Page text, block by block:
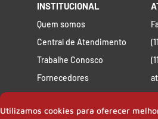
Utilizamos cookies para oferecer
INSTITUCIONAL
Quem somos
Central de Atendimento
Trabalhe Conosco
Fornecedores
Perguntas Frequentes